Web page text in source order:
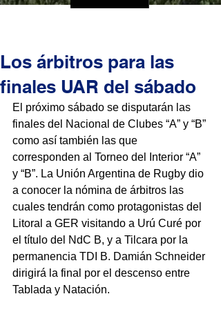
Los árbitros para las
finales UAR del sábado
El próximo sábado se disputarán las
finales del Nacional de Clubes “A” y “B”
como así también las que
corresponden al Torneo del Interior “A”
y “B”. La Unión Argentina de Rugby dio
a conocer la nómina de árbitros las
cuales tendrán como protagonistas del
Litoral a GER visitando a Urú Curé por
el título del NdC B, y a Tilcara por la
permanencia TDI B. Damián Schneider
dirigirá la final por el descenso entre
Tablada y Natación.